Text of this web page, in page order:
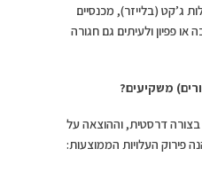
ג’קט (בלייזר), מכנסיים
פפיון ולעיתים גם חגורה
משקיעים?
בצורה דרסטית, וההוצאה על
פירוק העלויות הממוצעות: